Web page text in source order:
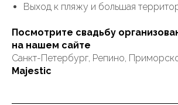
Выход к пляжу и большая
Посмотрите свадьбу
на нашем сайте
Санкт-Петербург, Репино,
Majestic